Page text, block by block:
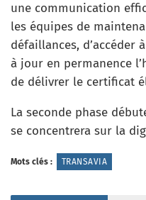
une communication
les équipes de
défaillances, d’accéder
à jour en permanence
de délivrer le certificat
La seconde phase
se concentrera sur la
Mots clés : TRANSAVIA